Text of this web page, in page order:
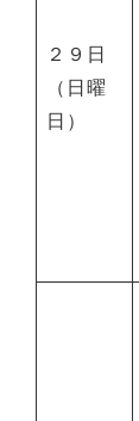
２９日
（日曜
日）